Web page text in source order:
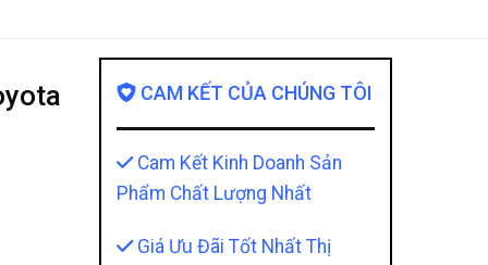
CAM KẾT CỦA CHÚNG TÔI
Cam Kết Kinh Doanh Sản
Phẩm Chất Lượng Nhất
Giá Ưu Đãi Tốt Nhất Thị